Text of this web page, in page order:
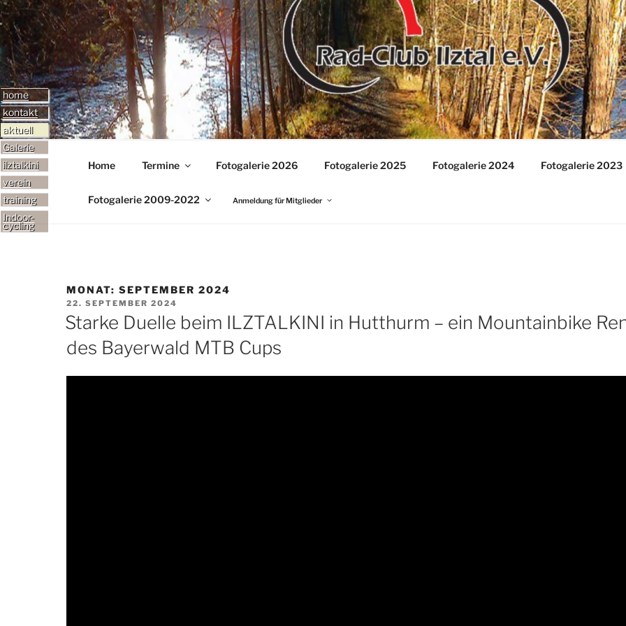
Zum
Inhalt
springen
TERMINE-GALERIE-EREIGNISSE
Home Termine Fotogalerie 2026 Fotogalerie 2025 Fotogalerie 2024 Fotogalerie 2023
Fotogalerie 2009-2022 Anmeldung für Mitglieder
MONAT:SEPTEMBER 2024
VERÖFFENTLICHT
AM
22. SEPTEMBER 2024
Starke Duelle beim ILZTALKINI in Hutthurm – ein Mountainbike
des Bayerwald MTB Cups
home
kontakt
Adresse
Email
aktuell
ereignisse
termine
Galerie
ilztalkini
verein
training
Indoor-
cycling